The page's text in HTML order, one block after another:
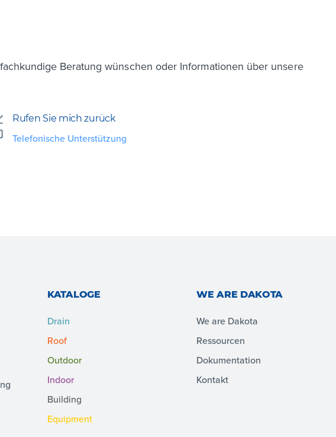
Beratung wünschen oder Informationen über unsere
Rufen Sie mich zurück
Telefonische Unterstützung
KATALOGE
Drain
Roof
Outdoor
Indoor
Building
Equipment
WE ARE DAKOTA
We are Dakota
Ressourcen
Dokumentation
Kontakt